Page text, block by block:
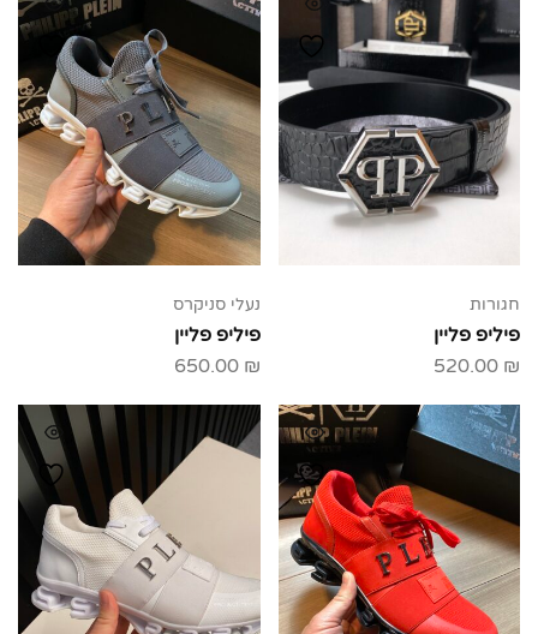
חגורות
פיליפ פליין
520.00 ₪
נעלי סניקרס
פיליפ פליין
650.00 ₪